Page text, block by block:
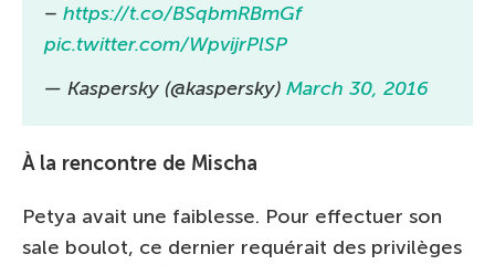
– https://t.co/BSqbmRBmGf
pic.twitter.com/WpvijrPlSP
— Kaspersky (@kaspersky) March 30, 2016
À la rencontre de Mischa
Petya avait une faiblesse. Pour effectuer son
sale boulot, ce dernier requérait des privilèges